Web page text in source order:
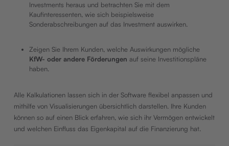
Investments heraus und betrachten Sie mit dem
Kaufinteressenten, wie sich beispielsweise
Sonderabschreibungen auf das Investment auswirken.
Zeigen Sie Ihrem Kunden, welche Auswirkungen mögliche
KfW- oder andere Förderungen auf seine Investitionspläne
haben.
Alle Kalkulationen lassen sich in der Software flexibel anpassen und
mithilfe von Visualisierungen übersichtlich darstellen. Ihre Kunden
können so auf einen Blick erfahren, wie sich ihr Vermögen entwickelt
und welchen Einfluss das Eigenkapital auf die Finanzierung hat.